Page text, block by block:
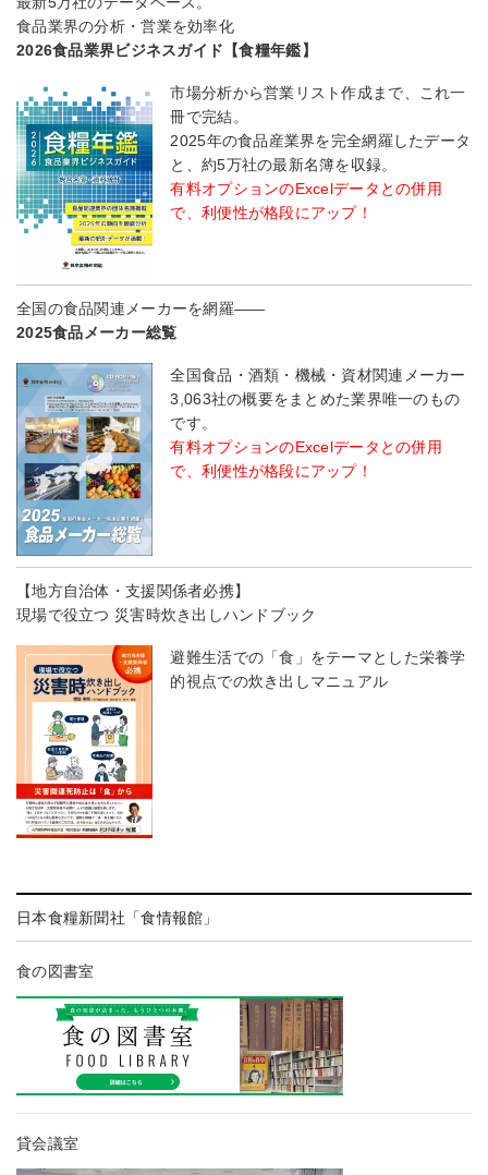
食品業界の分析・営業を効率化
2026食品業界ビジネスガイド【食糧年鑑】
市場分析から営業リスト作成まで、これ一
冊で完結。
2025年の食品産業界を完全網羅したデータ
と、約5万社の最新名簿を収録。
有料オプションのExcelデータとの併用
で、利便性が格段にアップ！
全国の食品関連メーカーを網羅――
2025食品メーカー総覧
全国食品・酒類・機械・資材関連メーカー
3,063社の概要をまとめた業界唯一のもの
です。
有料オプションのExcelデータとの併用
で、利便性が格段にアップ！
【地方自治体・支援関係者必携】
現場で役立つ 災害時炊き出しハンドブック
避難生活での「食」をテーマとした栄養学
的視点での炊き出しマニュアル
日本食糧新聞社「食情報館」
食の図書室
貸会議室